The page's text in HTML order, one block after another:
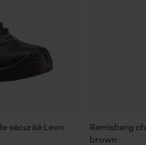
sécurité Leon
Remisberg
brown